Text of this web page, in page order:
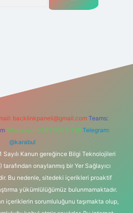
m elexbet
backlinkpaneli@gmail.com Teams:
Whatsapp: 0262 606 0 726 Telegram:
@karabul
Sayılı Kanun gereğince Bilgi Teknolojileri
onaylanmış bir Yer Sağlayıcı
Bu nedenle, sitedeki içerikleri proaktif
yükümlülüğümüz bulunmamaktadır.
içeriklerin sorumluluğunu taşımakta olup,